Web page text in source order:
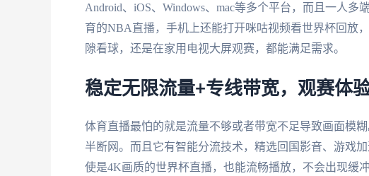
Android、iOS、Windows、mac等多个平台，而且一人
育的NBA直播，手机上还能打开咪咕视频看世界杯回放
隙看球，还是在家用电视大屏观赛，都能满足需求。
稳定无限流量+专线带宽，观赛体
体育直播最怕的就是流量不够或者带宽不足导致画面模糊
半断网。而且它有智能分流技术，精选回国影音、游戏
使是4K画质的世界杯直播，也能流畅播放，不会出现缓